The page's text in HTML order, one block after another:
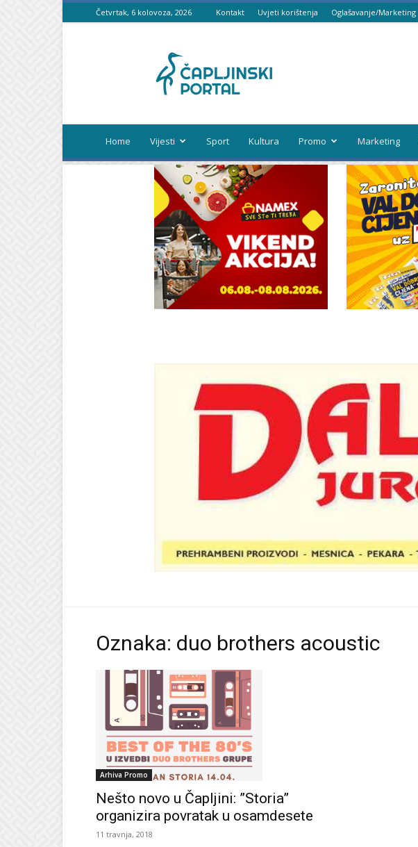
Četvrtak, 6 kolovoza, 2026 Kontakt Uvjeti korištenja Oglašavanje/Marketing
portal
Home Vijesti Sport Kultura Promo Marketing
Oznaka: duo brothers acoustic
Arhiva Promo
Nešto novo u Čapljini: ”Storia”
organizira povratak u osamdesete
11 travnja, 2018